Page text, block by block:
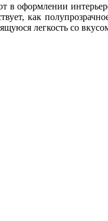
в оформлении
как
легкость со